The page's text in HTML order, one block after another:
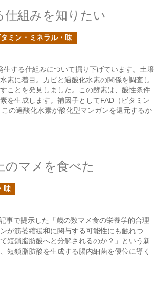
仕組みを知りたい
タミン・ミネラル・味
する仕組みについて掘り下げています。土壌
素に着目。カビと過酸化水素の関係を調査し
ことを発見しました。この酵素は、酸性条件
を生成します。補因子としてFAD（ビタミン
の過酸化水素が酸化型マンガンを還元するか
のマメを食べた
味
事で提示した「歳の数マメ食の栄養学的合理
が筋萎縮緩和に関与する可能性にも触れつ
短鎖脂肪酸へと分解されるのか？」という新
短鎖脂肪酸を生成する腸内細菌を優位に導く